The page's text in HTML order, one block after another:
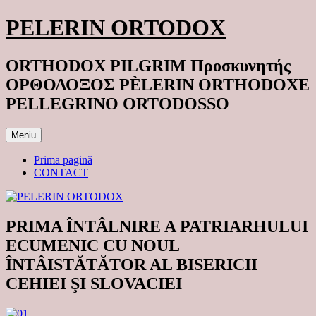
Sari
la
PELERIN ORTODOX
ORTHODOX PILGRIM Προσκυνητής
ΟΡΘΟΔΟΞΟΣ PÈLERIN ORTHODOXE
PELLEGRINO ORTODOSSO
Meniu
Prima pagină
CONTACT
PRIMA ÎNTÂLNIRE A PATRIARHULUI
ECUMENIC CU NOUL
ÎNTÂISTĂTĂTOR AL BISERICII
CEHIEI ŞI SLOVACIEI